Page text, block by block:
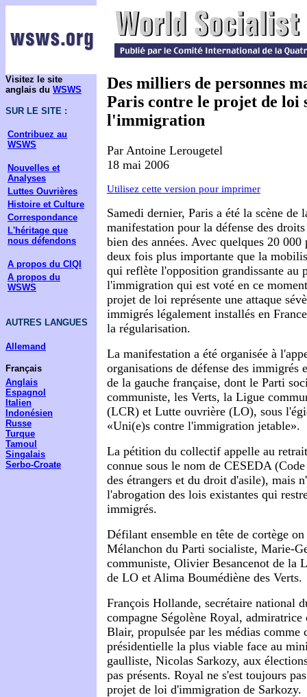
Visitez le site
anglais du WSWS
SUR LE SITE :
Contribuez au
WSWS
Nouvelles et
Analyses
Luttes Ouvrières
Histoire et Culture
Correspondance
L'héritage que
nous défendons
A propos du CIQI
A propos du
WSWS
AUTRES LANGUES
Allemand
Français
Anglais
Espagnol
Italien
Indonésien
Russe
Turque
Tamoul
Singalais
Serbo-Croate
Des milliers de personnes
Paris contre le projet de loi
l'immigration
Par Antoine Lerougetel
18 mai 2006
Utilisez cette version pour imprimer
Samedi dernier, Paris a été la scène de
manifestation pour la défense des
bien des années. Avec quelques 20
deux fois plus importante que la
qui reflète l'opposition grandissante au
l'immigration qui est voté en ce
projet de loi représente une attaque
immigrés légalement installés en
la régularisation.
La manifestation a été organisée à
organisations de défense des immigrés
de la gauche française, dont le Parti
communiste, les Verts, la Ligue
(LCR) et Lutte ouvrière (LO), sous
«Uni(e)s contre l'immigration jetable».
La pétition du collectif appelle au
connue sous le nom de CESEDA
des étrangers et du droit d'asile), mais
l'abrogation des lois existantes qui
immigrés.
Défilant ensemble en tête de cortège
Mélanchon du Parti socialiste, Marie-
communiste, Olivier Besancenot de la
de LO et Alima Boumédiène des Verts.
François Hollande, secrétaire national
compagne Ségolène Royal, admiratrice
Blair, propulsée par les médias comme
présidentielle la plus viable face au
gaulliste, Nicolas Sarkozy, aux
pas présents. Royal ne s'est toujours
projet de loi d'immigration de Sarkozy.